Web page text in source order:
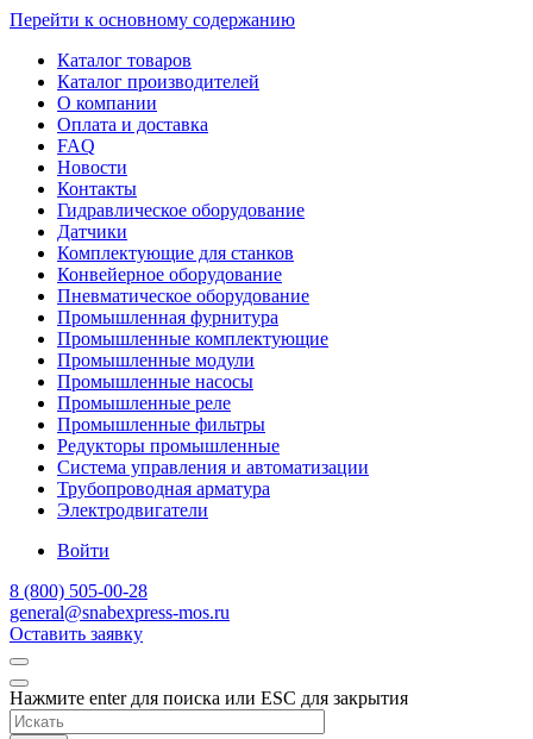
Перейти к основному содержанию
Каталог товаров
Каталог производителей
О компании
Оплата и доставка
FAQ
Новости
Контакты
Гидравлическое оборудование
Датчики
Комплектующие для станков
Конвейерное оборудование
Пневматическое оборудование
Промышленная фурнитура
Промышленные комплектующие
Промышленные модули
Промышленные насосы
Промышленные реле
Промышленные фильтры
Редукторы промышленные
Система управления и автоматизации
Трубопроводная арматура
Электродвигатели
Войти
8 (800) 505-00-28
general@snabexpress-mos.ru
Оставить заявку
Нажмите enter для поиска или ESC для закрытия